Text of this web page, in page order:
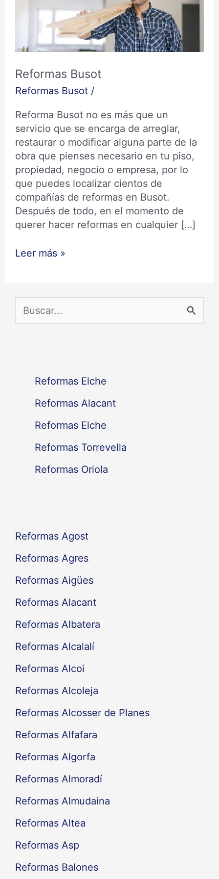
Reformas Busot
Reformas Busot/
Reforma Busot no es más que un
servicio que se encarga de arreglar,
restaurar o modificar alguna parte de la
obra que pienses necesario en tu piso,
propiedad, negocio o empresa, por lo
que puedes localizar cientos de
compañías de reformas en Busot.
Después de todo, en el momento de
querer hacer reformas en cualquier […]
Leer más »
Reformas Elche
Reformas Alacant
Reformas Elche
Reformas Torrevella
Reformas Oriola
Reformas Agost
Reformas Agres
Reformas Aigües
Reformas Alacant
Reformas Albatera
Reformas Alcalalí
Reformas Alcoi
Reformas Alcoleja
Reformas Alcosser de Planes
Reformas Alfafara
Reformas Algorfa
Reformas Almoradí
Reformas Almudaina
Reformas Altea
Reformas Asp
Reformas Balones